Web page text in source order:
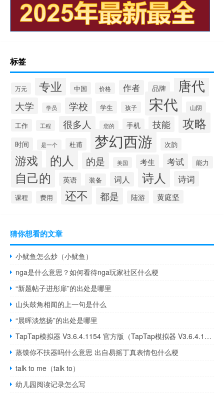
标签
万元 专业 中国 价格 作者 品牌 唐代
大学 学员 学校 学生 孩子 宋代 山阴
工作 工程 很多人 您的 手机 技能 攻略
时间 是一个 杜甫 梦幻西游 次韵
游戏 的人 的是 美国 考生 考试 能力
自己的 英语 装备 词人 诗人 诗词
课程 费用 还不 都是 陆游 黄庭坚
猜你想看的文章
小鱿鱼怎么炒（小鱿鱼）
nga是什么意思？如何看待nga玩家社区什么梗
“新题帖子进彤扉”的出处是哪里
山头鼓角相闻的上一句是什么
“晨晖淡悠扬”的出处是哪里
TapTap模拟器 V3.6.4.1154 官方版（TapTap模拟器 V3.6.4.1154 官方版功能简介）
蒸馍你不扶器吗什么意思 出自易摇丁真表情包什么梗
talk to me（talk to）
幼儿园阅读记录怎么写